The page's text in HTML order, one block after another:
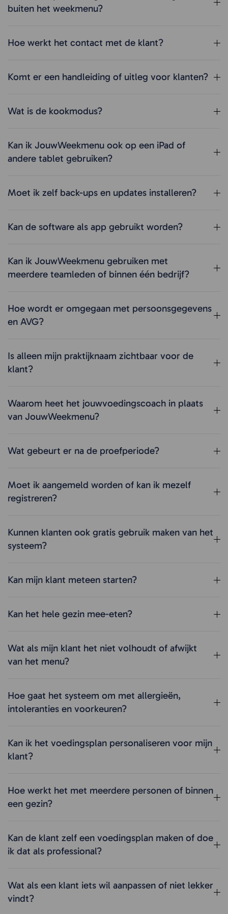
buiten het weekmenu?
Hoe werkt het contact met de klant?
Komt er een handleiding of uitleg voor klanten?
Wat is de kookmodus?
Kan ik JouwWeekmenu ook op een iPad of
andere tablet gebruiken?
Moet ik zelf back-ups en updates installeren?
Kan de software als app gebruikt worden?
Kan ik JouwWeekmenu gebruiken met
meerdere teamleden of binnen één bedrijf?
Hoe wordt er omgegaan met persoonsgegevens
en AVG?
Is alleen mijn praktijknaam zichtbaar voor de
klant?
Waarom heet het jouwvoedingscoach in plaats
van JouwWeekmenu?
Wat gebeurt er na de proefperiode?
Moet ik aangemeld worden of kan ik mezelf
registreren?
Kunnen klanten ook gratis gebruik maken van het
systeem?
Kan mijn klant meteen starten?
Kan het hele gezin mee-eten?
Wat als mijn klant het niet volhoudt of afwijkt
van het menu?
Hoe gaat het systeem om met allergieën,
intoleranties en voorkeuren?
Kan ik het voedingsplan personaliseren voor mijn
klant?
Hoe werkt het met meerdere personen of binnen
een gezin?
Kan de klant zelf een voedingsplan maken of doe
ik dat als professional?
Wat als een klant iets wil aanpassen of niet lekker
vindt?